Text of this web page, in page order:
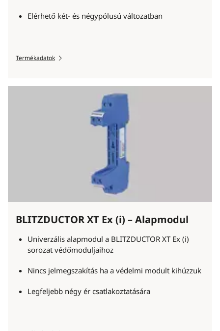
Elérhető két- és négypólusú változatban
Termékadatok
BLITZDUCTOR XT Ex (i) – Alapmodul
Univerzális alapmodul a BLITZDUCTOR XT Ex (i)
sorozat védőmoduljaihoz
Nincs jelmegszakítás ha a védelmi modult kihúzzuk
Legfeljebb négy ér csatlakoztatására